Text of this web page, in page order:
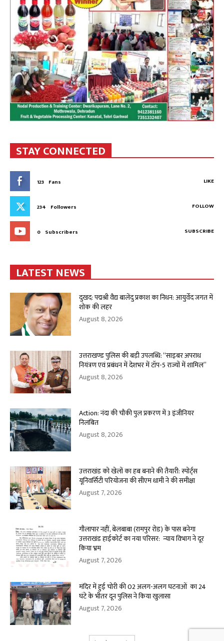
STAY CONNECTED
123 Fans LIKE
234 Followers FOLLOW
0 Subscribers SUBSCRIBE
LATEST NEWS
दुखद: पद्मश्री वैद्य बालेंदु प्रकाश का निधन: आयुर्वेद जगत में
शोक की लहर
August 8, 2026
उत्तराखण्ड पुलिस की बड़ी उपलब्धि: “साइबर अपराध
नियंत्रण एवं प्रबंधन में देशभर में टॉप-5 राज्यों में शामिल”
August 8, 2026
Action: नंदा की चौकी पुल प्रकरण में 3 इंजीनियर
निलंबित
August 8, 2026
उत्तराखंड को खेलों का हब बनाने की तैयारी: स्पोर्ट्स
यूनिवर्सिटी परियोजना की सीएम धामी ने की समीक्षा
August 7, 2026
गौलापार नहीं, बेलबाबा (रामपुर रोड) के पास बनेगा
उत्तराखंड हाईकोर्ट का नया परिसर: न्याय विभाग ने दूर
किया भ्रम
August 7, 2026
मंदिर में हुई चोरी की 02 अलग-अलग घटनाओं का 24
घंटे के भीतर दून पुलिस ने किया खुलासा
August 7, 2026